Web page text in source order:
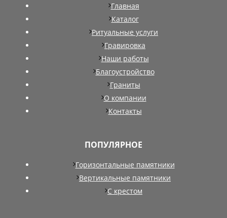
Главная
Каталог
Ритуальные услуги
Гравировка
Наши работы
Благоустройство
Граниты
О компании
Контакты
ПОПУЛЯРНОЕ
Горизонтальные памятники
Вертикальные памятники
С крестом